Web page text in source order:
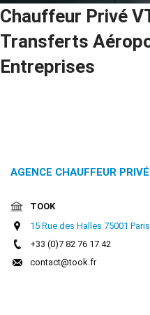
Accueil
Réservation
Transferts
Aéroports
Solutions
d'affaires
Chauffeur Privé
Transferts
Entreprises
AGENCE CHAUFFEUR
TOOK
15 Rue des Halles 75001 Paris
+33 (0)7 82 76 17 42
contact@took.fr